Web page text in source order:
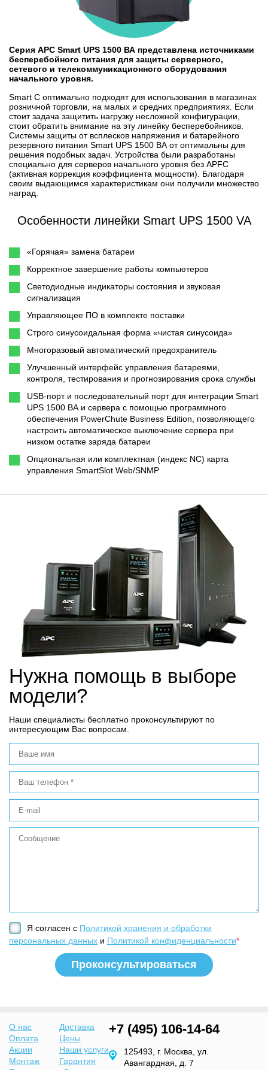
Серия APC Smart UPS 1500 ВА представлена источниками
бесперебойного питания для защиты серверного,
сетевого и телекоммуникационного оборудования
начального уровня.
Smart C оптимально подходят для использования в магазинах
розничной торговли, на малых и средних предприятиях. Если
стоит задача защитить нагрузку несложной конфигурации,
стоит обратить внимание на эту линейку бесперебойников.
Системы защиты от всплесков напряжения и батарейного
резервного питания Smart UPS 1500 ВА от оптимальны для
решения подобных задач. Устройства были разработаны
специально для серверов начального уровня без APFC
(активная коррекция коэффициента мощности). Благодаря
своим выдающимся характеристикам они получили множество
наград.
Особенности линейки Smart UPS 1500 VA
«Горячая» замена батареи
Корректное завершение работы компьютеров
Светодиодные индикаторы состояния и звуковая
сигнализация
Управляющее ПО в комплекте поставки
Строго синусоидальная форма «чистая синусоида»
Многоразовый автоматический предохранитель
Улучшенный интерфейс управления батареями,
контроля, тестирования и прогнозирования срока службы
USB-порт и последовательный порт для интеграции Smart
UPS 1500 ВА и сервера с помощью программного
обеспечения PowerChute Business Edition, позволяющего
настроить автоматическое выключение сервера при
низком остатке заряда батареи
Опциональная или комплектная (индекс NC) карта
управления SmartSlot Web/SNMP
Нужна помощь в выборе
модели?
Наши специалисты бесплатно проконсультируют по
интересующим Вас вопросам.
Я согласен с Политикой хранения и обработки
персональных данных и Политикой конфиденциальности*
О нас
Доставка
Оплата
Цены
Акции
Наши услуги
Монтаж
Гарантия
+7 (495) 106-14-64
125493, г. Москва, ул.
Авангардная, д. 7